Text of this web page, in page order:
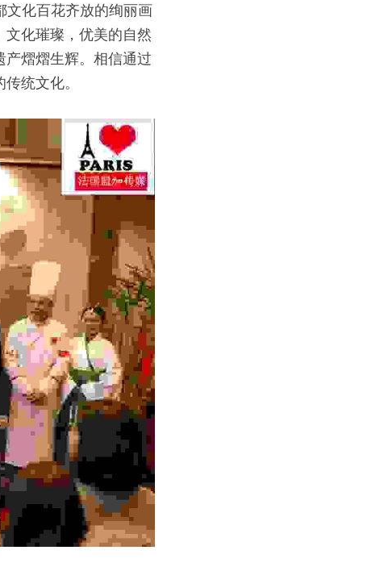
文化百花齐放的绚丽画
化璀璨，优美的自然
熠熠生辉。相信通过
统文化。